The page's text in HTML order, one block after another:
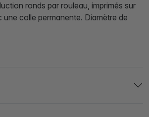
ronds par rouleau, imprimés sur
une colle permanente. Diamètre de